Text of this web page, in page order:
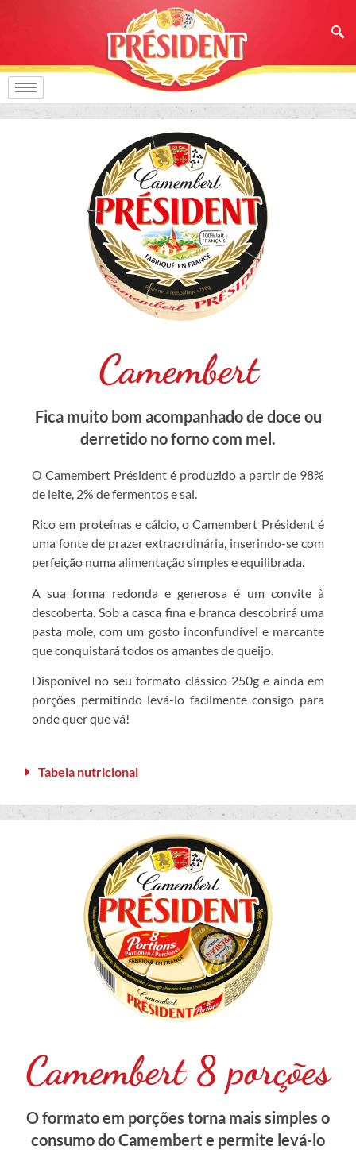
Camembert
Fica muito bom acompanhado de doce ou
derretido no forno com mel.
O Camembert Président é produzido a partir de 98%
de leite, 2% de fermentos e sal.
Rico em proteínas e cálcio, o Camembert Président é
uma fonte de prazer extraordinária, inserindo-se com
perfeição numa alimentação simples e equilibrada.
A sua forma redonda e generosa é um convite à
descoberta. Sob a casca fina e branca descobrirá uma
pasta mole, com um gosto inconfundível e marcante
que conquistará todos os amantes de queijo.
Disponível no seu formato clássico 250g e ainda em
porções permitindo levá-lo facilmente consigo para
onde quer que vá!
Tabela nutricional
Camembert 8 porções
O formato em porções torna mais simples o
consumo do Camembert e permite levá-lo